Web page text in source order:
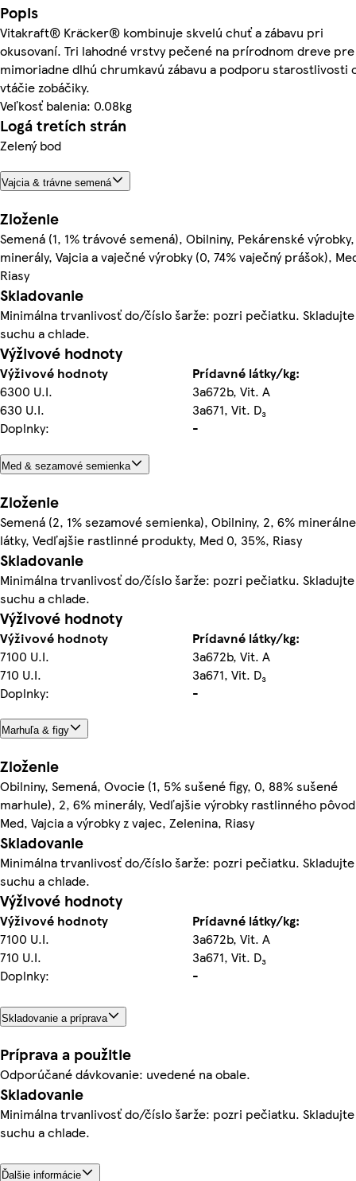
Popis
Vitakraft® Kräcker® kombinuje skvelú chuť a zábavu pri
okusovaní. Tri lahodné vrstvy pečené na prírodnom dreve pre
mimoriadne dlhú chrumkavú zábavu a podporu starostlivosti
vtáčie zobáčiky.
Veľkosť balenia: 0.08kg
Logá tretích strán
Zelený bod
Vajcia & trávne semená
Zloženie
Semená (1, 1% trávové semená), Obilniny, Pekárenské
minerály, Vajcia a vaječné výrobky (0, 74% vaječný prášok),
Riasy
Skladovanie
Minimálna trvanlivosť do/číslo šarže: pozri pečiatku.
suchu a chlade.
Výživové hodnoty
Výživové hodnoty
Prídavné látky/kg:
6300 U.I.
3a672b, Vit. A
630 U.I.
3a671, Vit. D₃
Doplnky:
-
Med & sezamové semienka
Zloženie
Semená (2, 1% sezamové semienka), Obilniny, 2, 6% minerálne
látky, Vedľajšie rastlinné produkty, Med 0, 35%, Riasy
Skladovanie
Minimálna trvanlivosť do/číslo šarže: pozri pečiatku.
suchu a chlade.
Výživové hodnoty
Výživové hodnoty
Prídavné látky/kg:
7100 U.I.
3a672b, Vit. A
710 U.I.
3a671, Vit. D₃
Doplnky:
-
Marhuľa & figy
Zloženie
Obilniny, Semená, Ovocie (1, 5% sušené figy, 0, 88% sušené
marhule), 2, 6% minerály, Vedľajšie výrobky rastlinného
Med, Vajcia a výrobky z vajec, Zelenina, Riasy
Skladovanie
Minimálna trvanlivosť do/číslo šarže: pozri pečiatku.
suchu a chlade.
Výživové hodnoty
Výživové hodnoty
Prídavné látky/kg:
7100 U.I.
3a672b, Vit. A
710 U.I.
3a671, Vit. D₃
Doplnky:
-
Skladovanie a príprava
Príprava a použitie
Odporúčané dávkovanie: uvedené na obale.
Skladovanie
Minimálna trvanlivosť do/číslo šarže: pozri pečiatku.
suchu a chlade.
Ďalšie informácie